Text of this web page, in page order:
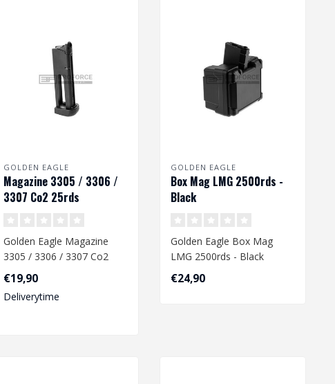
GOLDEN EAGLE
Magazine 3305 / 3306 /
3307 Co2 25rds
Golden Eagle Magazine
3305 / 3306 / 3307 Co2
25rds
€19,90
Deliverytime
GOLDEN EAGLE
Box Mag LMG 2500rds -
Black
Golden Eagle Box Mag
LMG 2500rds - Black
€24,90